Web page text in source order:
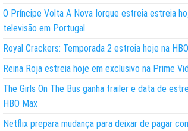
O Príncipe Volta A Nova Iorque estreia estreia
televisão em Portugal
Royal Crackers: Temporada 2 estreia hoje na
Reina Roja estreia hoje em exclusivo na Prime
The Girls On The Bus ganha trailer e data de
HBO Max
Netflix prepara mudança para deixar de pagar